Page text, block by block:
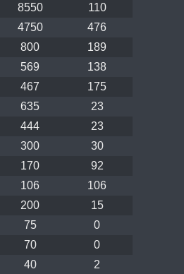
8550
110
4750
476
800
189
569
138
467
175
635
23
444
23
300
30
170
92
106
106
200
15
75
0
70
0
40
2